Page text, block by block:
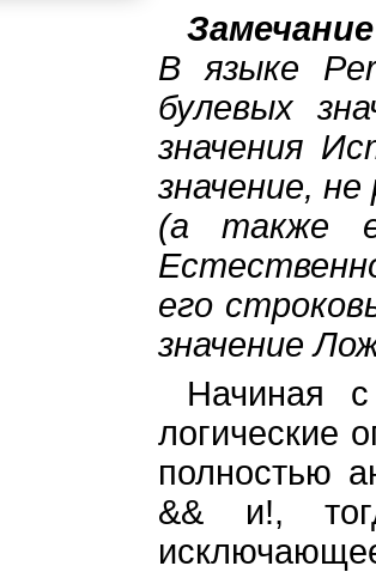
Замечание
В языке
булевых
значения
значение,
(а также
его
значение
Начиная
логические
полностью
&& и!,